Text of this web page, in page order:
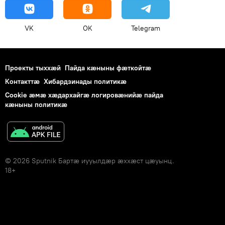
VK OK Telegram
Проекты тыххӕй Пайда кӕныны фӕткойтӕ
Контакттӕ Хибардзинады политикæ
Cookie æмæ хæдархайгæ логировæнийæ пайда
кæныны политикæ
© 2026 Sputnik Бартӕ иууылдӕр ӕххӕст цӕуынц.
18+